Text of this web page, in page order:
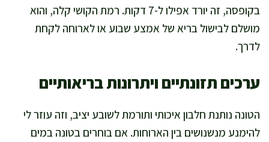
בקופסה, זה יורד אפילו ל-7 דקות. רמת הקושי קלה, והוא
מושלם לבישול בריא של אמצע שבוע או לארוחה לקחת
לדרך.
ערכים תזונתיים ויתרונות בריאותיים
הטונה נותנת חלבון איכותי ותורמת לשובע יציב, וזה עוזר לי
להימנע מנשנושים בין הארוחות. אם בוחרים בטונה במים